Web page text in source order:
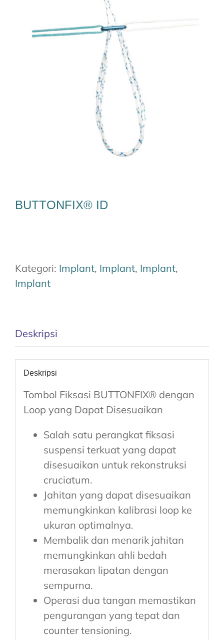
BUTTONFIX® ID
Kategori: Implant, Implant, Implant,
Implant
Deskripsi
Deskripsi
Tombol Fiksasi BUTTONFIX® dengan
Loop yang Dapat Disesuaikan
Salah satu perangkat fiksasi
suspensi terkuat yang dapat
disesuaikan untuk rekonstruksi
cruciatum.
Jahitan yang dapat disesuaikan
memungkinkan kalibrasi loop ke
ukuran optimalnya.
Membalik dan menarik jahitan
memungkinkan ahli bedah
merasakan lipatan dengan
sempurna.
Operasi dua tangan memastikan
pengurangan yang tepat dan
counter tensioning.